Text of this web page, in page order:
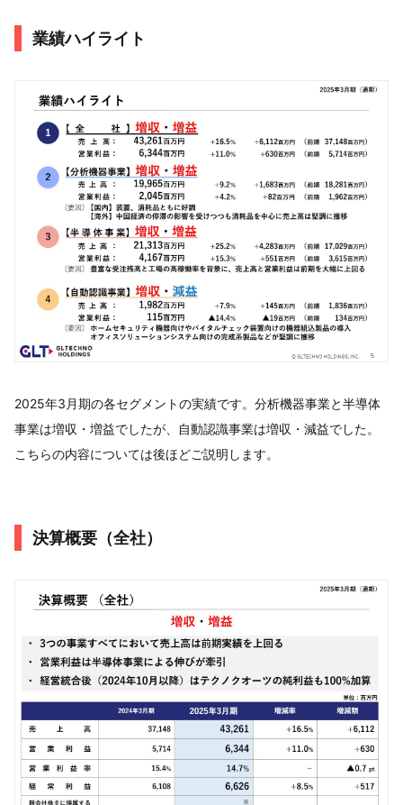
業績ハイライト
2025年3月期の各セグメントの実績です。分析機器事業と半導体
事業は増収・増益でしたが、自動認識事業は増収・減益でした。
こちらの内容については後ほどご説明します。
決算概要（全社）